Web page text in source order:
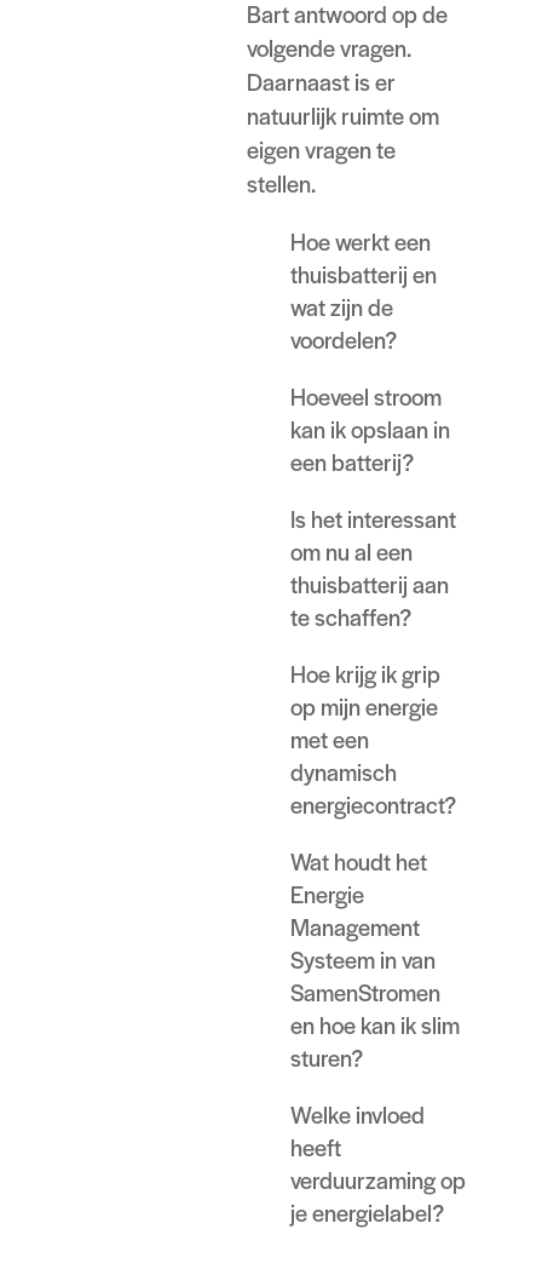
Bart antwoord op de
volgende vragen.
Daarnaast is er
natuurlijk ruimte om
eigen vragen te
stellen.
Hoe werkt een
thuisbatterij en
wat zijn de
voordelen?
Hoeveel stroom
kan ik opslaan in
een batterij?
Is het interessant
om nu al een
thuisbatterij aan
te schaffen?
Hoe krijg ik grip
op mijn energie
met een
dynamisch
energiecontract?
Wat houdt het
Energie
Management
Systeem in van
SamenStromen
en hoe kan ik slim
sturen?
Welke invloed
heeft
verduurzaming op
je energielabel?